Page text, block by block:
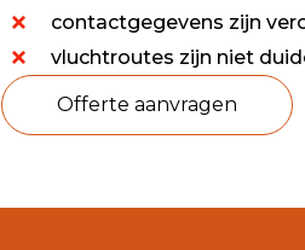
contactgegevens zijn
vluchtroutes zijn niet
offerte aanvragen